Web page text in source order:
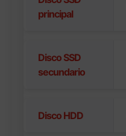
principal
Disco SSD
secundario
Disco HDD